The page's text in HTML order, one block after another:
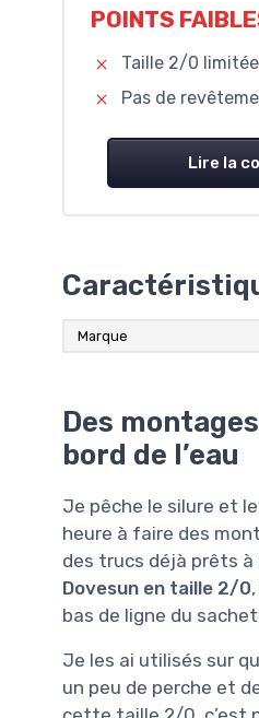
POINTS
Taille 2/0
Pas de
Lire la
Marque
Des
bord de l’eau
Je pêche le silure et
heure à faire des
des trucs déjà prêts à
Dovesun en taille 2/0
bas de ligne du
Je les ai utilisés sur
un peu de perche et